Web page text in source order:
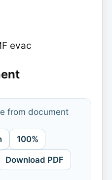
evac
from document
100%
Download PDF